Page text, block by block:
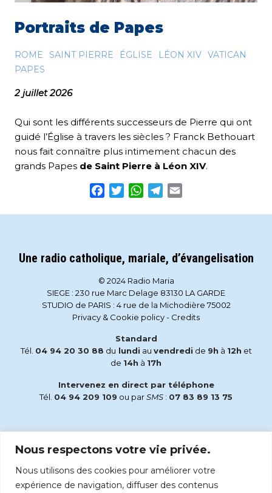
Nous respectons votre vie privée.
Nous utilisons des cookies pour améliorer votre
expérience de navigation, diffuser des contenus
Portraits de Papes
ROME SAINT PIERRE ÉGLISE LÉON XIV VATICAN
PAPES
2 juillet 2026
Qui sont les différents successeurs de Pierre qui ont
guidé l’Église à travers les siècles ? Franck Bethouart
nous fait connaître plus intimement chacun des
grands Papes de Saint Pierre à Léon XIV.
Facebook
TwitterWhatsApp
Telegram
Une radio catholique, mariale, d’évangelisation
© 2024 Radio Maria
SIEGE : 230 rue Marc Delage 83130 LA GARDE
STUDIO de PARIS : 4 rue de la Michodière 75002
Privacy & Cookie policy- Credits
Standard
Tél. 04 94 20 30 88 du lundi au vendredi de 9h à 12h et
de 14h à 17h
Intervenez en direct par téléphone
Tél. 04 94 209 109 ou parSMS : 07 83 89 13 75
accueil@radiomaria.fr
Écoutez Radio Maria sur :